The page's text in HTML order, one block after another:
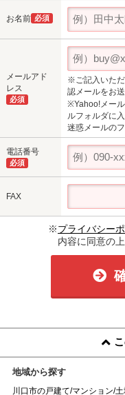
お名前 必須
メールアド
レス
必須
※ご記入いた
認メールをお
※Yahoo!メー
ルフォルダに
迷惑メールの
電話番号
必須
FAX
※プライバシー
内容に同意の
地域から探す
川口市の戸建て/マンション/